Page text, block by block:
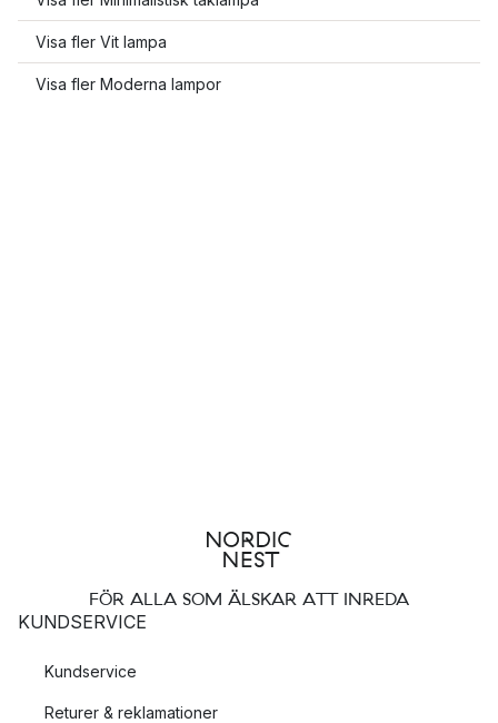
Visa fler Vit lampa
Visa fler Moderna lampor
FÖR ALLA SOM ÄLSKAR ATT INREDA
KUNDSERVICE
Kundservice
Returer & reklamationer